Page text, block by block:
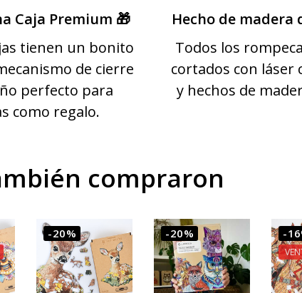
Caja Premium 🎁
tienen un bonito
de cierre
perfecto para
como regalo.
Hecho de madera
Todos los
cortados con láser
y hechos de
compraron
-20% -20% -